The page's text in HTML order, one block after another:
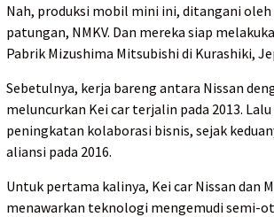
Nah, produksi mobil mini ini, ditangani oleh
patungan, NMKV. Dan mereka siap
Pabrik Mizushima Mitsubishi di Kurashiki,
Sebetulnya, kerja bareng antara Nissan
meluncurkan Kei car terjalin pada 2013.
peningkatan kolaborasi bisnis, sejak
aliansi pada 2016.
Untuk pertama kalinya, Kei car Nissan dan
menawarkan teknologi mengemudi semi-